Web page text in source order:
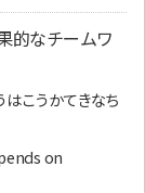
的なチームワ
はこうかてきなち
on